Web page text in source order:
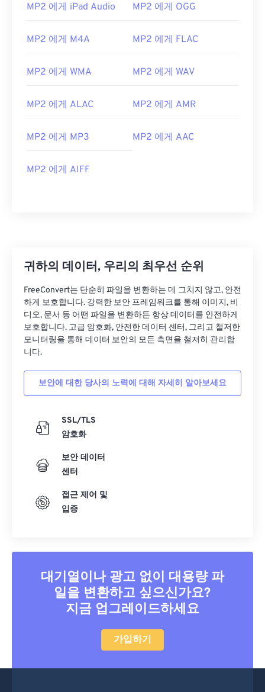
https://en.wikipedia.org/wiki/MPEG-1_오디오_레이
https://mpeg.chiariglione.org/standards/mpeg-
MP2 에게 iPad Audio MP2 에게 OGG
MP2 에게 M4A MP2 에게 FLAC
MP2 에게 WMA MP2 에게 WAV
MP2 에게 ALAC MP2 에게 AMR
MP2 에게 MP3 MP2 에게 AAC
MP2 에게 AIFF
귀하의 데이터, 우리의 최우선 순위
FreeConvert는 단순히 파일을 변환하는 데 그치지 않고, 안전
하게 보호합니다. 강력한 보안 프레임워크를 통해 이미지, 비
디오, 문서 등 어떤 파일을 변환하든 항상 데이터를 안전하게
보호합니다. 고급 암호화, 안전한 데이터 센터, 그리고 철저한
모니터링을 통해 데이터 보안의 모든 측면을 철저히 관리합
니다.
보안에 대한 당사의 노력에 대해 자세히 알아보세요
SSL/TLS
암호화
보안 데이터
센터
접근 제어 및
입증
대기열이나 광고 없이 대용량 파
일을 변환하고 싶으신가요?
지금 업그레이드하세요
가입하기